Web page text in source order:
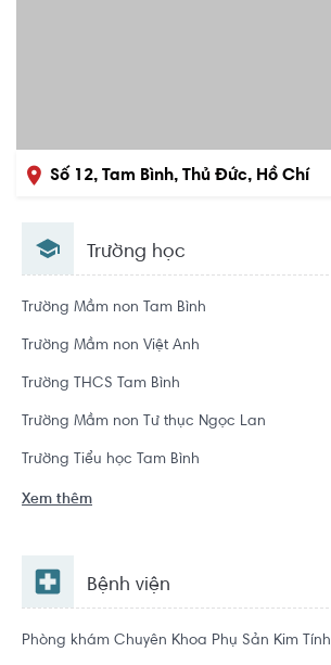
Số 12, Tam Bình, Thủ Đức, Hồ Chí
Trường học
Trường Mầm non Tam Bình
Trường Mầm non Việt Anh
Trường THCS Tam Bình
Trường Mầm non Tư thục Ngọc Lan
Trường Tiểu học Tam Bình
Xem thêm
Bệnh viện
Phòng khám Chuyên Khoa Phụ Sản Kim Tính